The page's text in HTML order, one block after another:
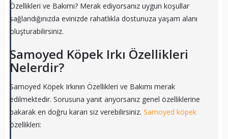
Özellikleri ve Bakımı? Merak ediyorsanız uygun koşullar
sağlandığınızda evinizde rahatlıkla dostunuza yaşam alanı
oluşturabilirsiniz.
Samoyed Köpek Irkı Özellikleri
Nelerdir?
Samoyed Köpek Irkının Özellikleri ve Bakımı merak
edilmektedir. Sorusuna yanıt arıyorsanız genel özelliklerine
bakarak en doğru kararı siz verebilirsiniz. Samoyed köpek
özellikleri: